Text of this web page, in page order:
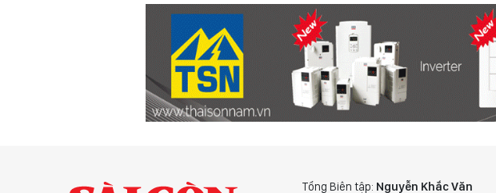
Tổng Biên tập: Nguyễn Khắc Văn